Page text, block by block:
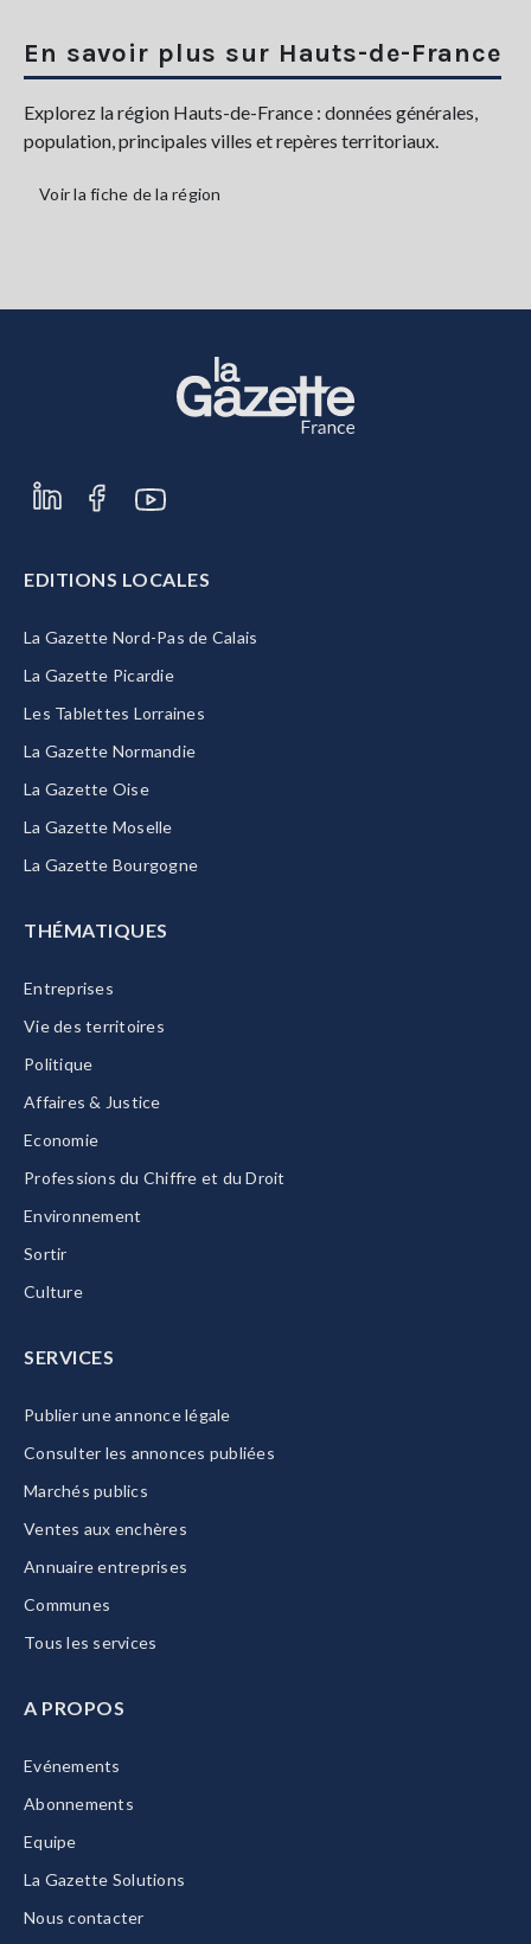
En savoir plus sur Hauts-de-France
Explorez la région Hauts-de-France : données générales,
population, principales villes et repères territoriaux.
Voir la fiche de la région
EDITIONS LOCALES
La Gazette Nord-Pas de Calais
La Gazette Picardie
Les Tablettes Lorraines
La Gazette Normandie
La Gazette Oise
La Gazette Moselle
La Gazette Bourgogne
THÉMATIQUES
Entreprises
Vie des territoires
Politique
Affaires & Justice
Economie
Professions du Chiffre et du Droit
Environnement
Sortir
Culture
SERVICES
Publier une annonce légale
Consulter les annonces publiées
Marchés publics
Ventes aux enchères
Annuaire entreprises
Communes
Tous les services
A PROPOS
Evénements
Abonnements
Equipe
La Gazette Solutions
Nous contacter